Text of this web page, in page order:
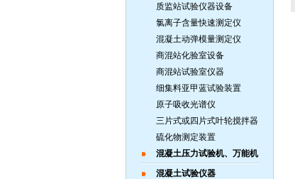
质监站试验仪器设备
氯离子含量快速测定仪
混凝土动弹模量测定仪
商混站化验室设备
商混站试验室仪器
细集料亚甲蓝试验装置
原子吸收光谱仪
三片式或四片式叶轮搅拌器
硫化物测定装置
混凝土压力试验机、万能机
混凝土试验仪器